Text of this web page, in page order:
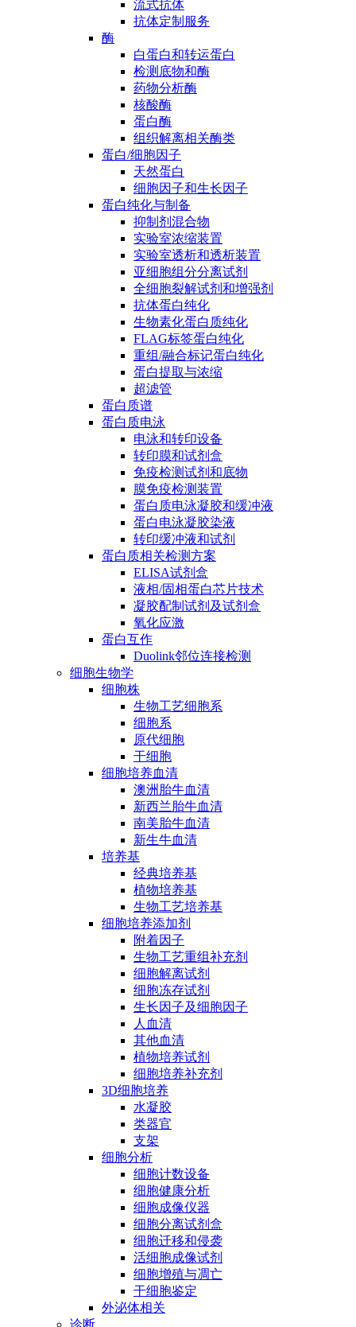
流式抗体
抗体定制服务
酶
白蛋白和转运蛋白
检测底物和酶
药物分析酶
核酸酶
蛋白酶
组织解离相关酶类
蛋白/细胞因子
天然蛋白
细胞因子和生长因子
蛋白纯化与制备
抑制剂混合物
实验室浓缩装置
实验室透析和透析装置
亚细胞组分分离试剂
全细胞裂解试剂和增强剂
抗体蛋白纯化
生物素化蛋白质纯化
FLAG标签蛋白纯化
重组/融合标记蛋白纯化
蛋白提取与浓缩
超滤管
蛋白质谱
蛋白质电泳
电泳和转印设备
转印膜和试剂盒
免疫检测试剂和底物
膜免疫检测装置
蛋白质电泳凝胶和缓冲液
蛋白电泳凝胶染液
转印缓冲液和试剂
蛋白质相关检测方案
ELISA试剂盒
液相/固相蛋白芯片技术
凝胶配制试剂及试剂盒
氧化应激
蛋白互作
Duolink邻位连接检测
细胞生物学
细胞株
生物工艺细胞系
细胞系
原代细胞
干细胞
细胞培养血清
澳洲胎牛血清
新西兰胎牛血清
南美胎牛血清
新生牛血清
培养基
经典培养基
植物培养基
生物工艺培养基
细胞培养添加剂
附着因子
生物工艺重组补充剂
细胞解离试剂
细胞冻存试剂
生长因子及细胞因子
人血清
其他血清
植物培养试剂
细胞培养补充剂
3D细胞培养
水凝胶
类器官
支架
细胞分析
细胞计数设备
细胞健康分析
细胞成像仪器
细胞分离试剂盒
细胞迁移和侵袭
活细胞成像试剂
细胞增殖与凋亡
干细胞鉴定
外泌体相关
诊断